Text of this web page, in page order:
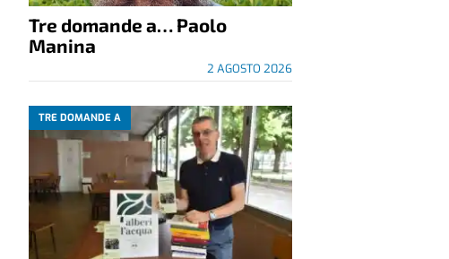
Tre domande a… Paolo
Manina
2 AGOSTO 2026
TRE DOMANDE A